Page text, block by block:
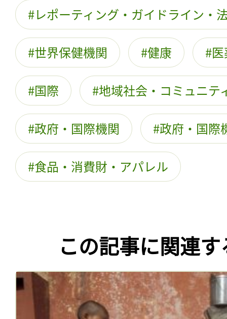
レポーティング・ガイドライン・
世界保健機関 健康
国際 地域社会・コミュニテ
政府・国際機関 政府・国際
食品・消費財・アパレル
この記事に関連